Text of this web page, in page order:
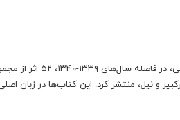
موسسه انتشارات فرانکلین با آگاهی از نبود یا کمبود کتاب‌های غیرداستان برای مخاطبان نوجوان ایرانی، در
و نیل، منتشر کرد. این کتاب‌ها در زبان